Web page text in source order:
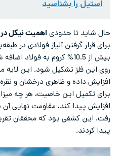
استیل را بشناسید
حال شاید تا حدودی اهمیت نیکل
برای قرار گرفتن آلیاژ فولادی در
بیش از 10.5% کروم به
روی این فلز تشکیل شود. این لایه
افزایش داده و ظاهری درخشان و
برای تکمیل این خاصیت، هر چه
افزایش پیدا کند، مقاومت نهایی آن
رفت. این کشفی بود که محققان
پیدا کردند.